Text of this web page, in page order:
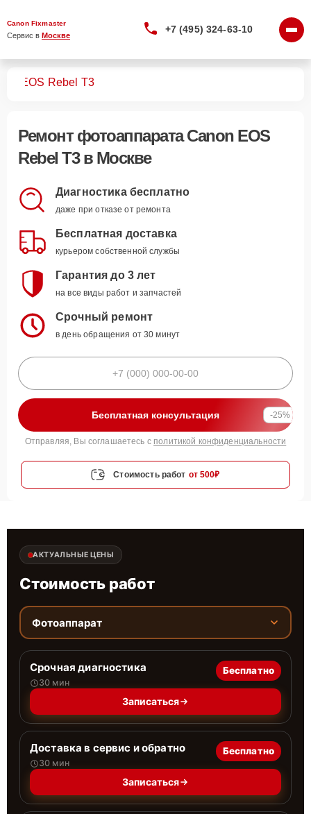
Canon Fixmaster
Сервис в Москве
+7 (495) 324-63-10
EOS Rebel T3
Ремонт фотоаппарата Canon EOS
Rebel T3в Москве
Диагностика бесплатно
даже при отказе от ремонта
Бесплатная доставка
курьером собственной службы
Гарантия до 3 лет
на все виды работ и запчастей
Срочный ремонт
в день обращения от 30 минут
Бесплатная консультация -25%
Отправляя, Вы соглашаетесь с политикой конфиденциальности
Стоимость работ от 500₽
АКТУАЛЬНЫЕ ЦЕНЫ
Стоимость работ
Фотоаппарат
Срочная диагностика
30 мин
Бесплатно
Записаться
Доставка в сервис и обратно
30 мин
Бесплатно
Записаться